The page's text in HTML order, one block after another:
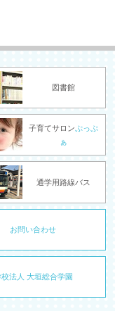
図書館
子育てサロンぷっぷ
ぁ
通学用路線バス
お問い合わせ
校法人 大垣総合学園